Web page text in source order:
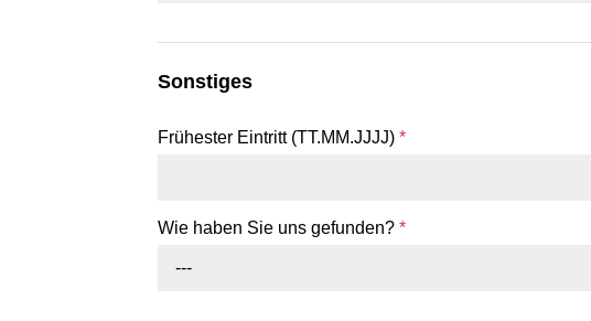
Sonstiges
Frühester Eintritt (TT.MM.JJJJ) *
Wie haben Sie uns gefunden? *
---